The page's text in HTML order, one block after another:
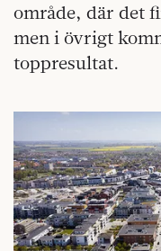
område, där det
men i övrigt
toppresultat.